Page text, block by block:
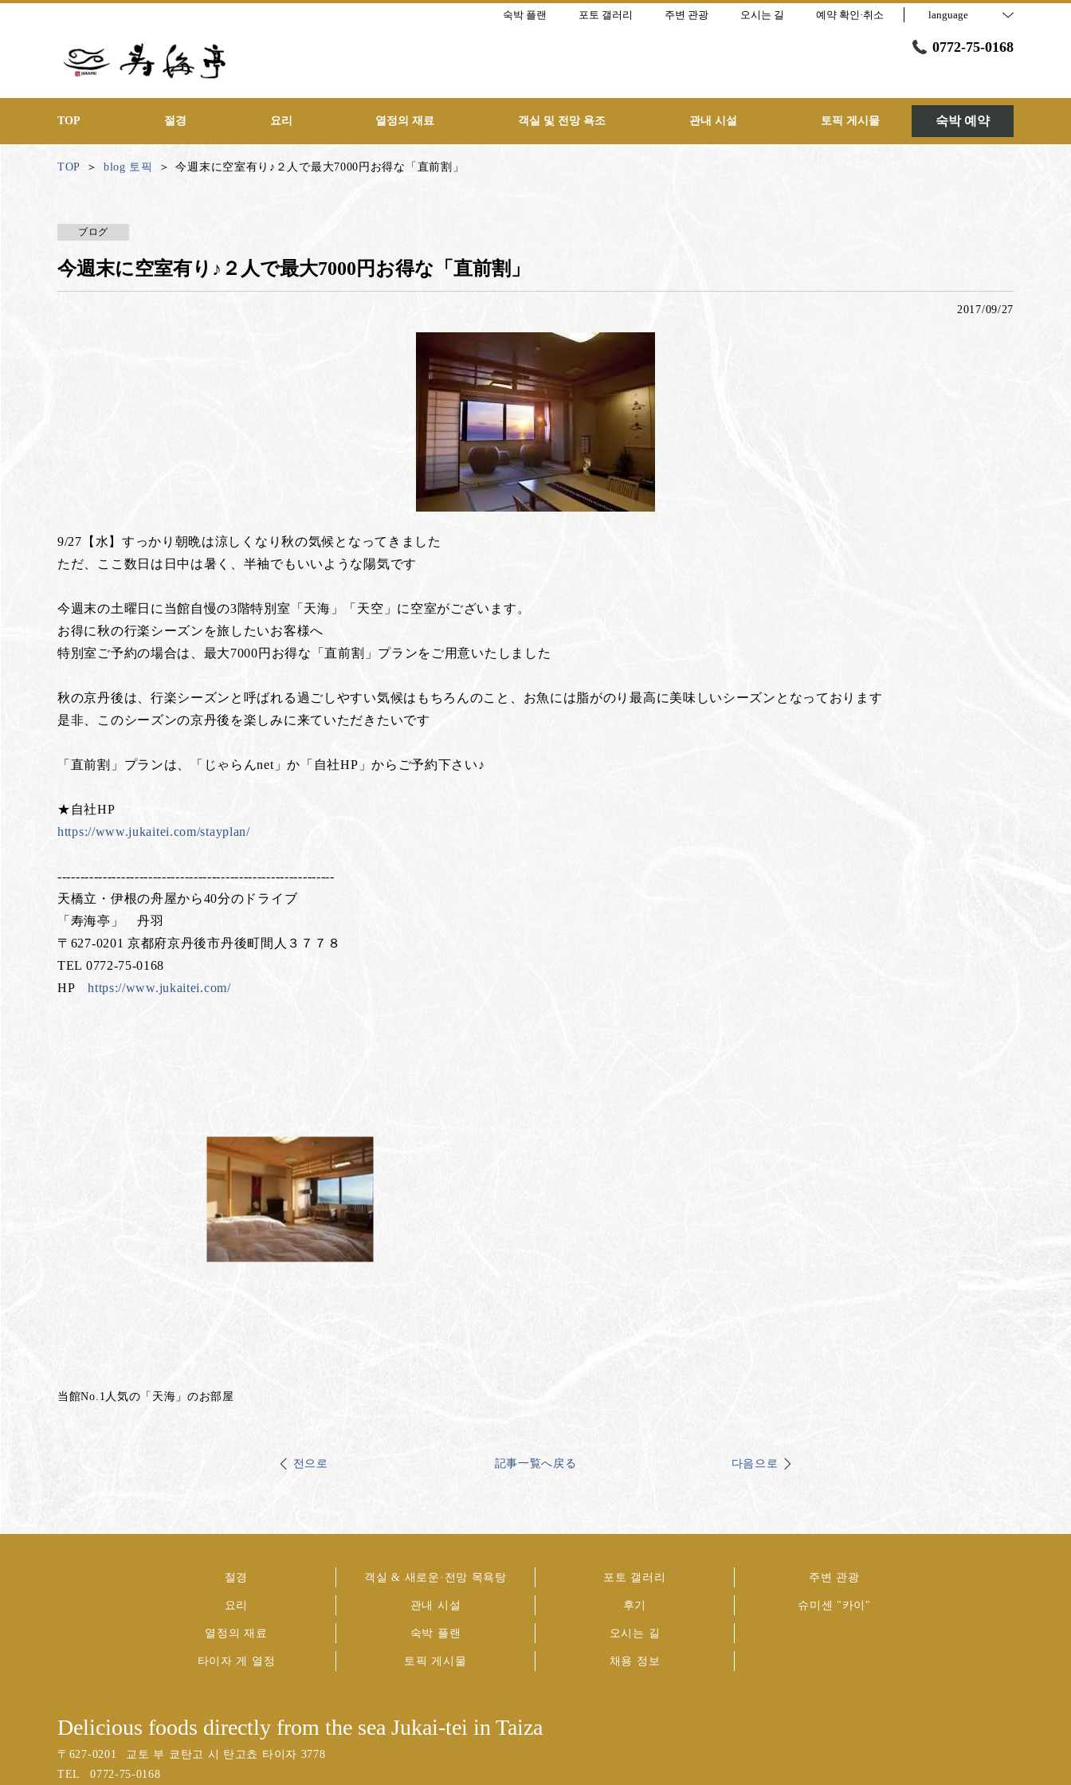
숙박 플랜 포토 갤러리 주변 관광 오시는 길 예약 확인·취소 language
0772-75-0168
TOP 절경 요리 열정의 재료 객실 및 전망 욕조 관내 시설 토픽 게시물 숙박 예약
TOP blog 토픽 今週末に空室有り♪２人で最大7000円お得な「直前割」
ブログ
今週末に空室有り♪２人で最大7000円お得な「直前割」
2017/09/27
9/27【水】すっかり朝晩は涼しくなり秋の気候となってきました
ただ、ここ数日は日中は暑く、半袖でもいいような陽気です
今週末の土曜日に当館自慢の3階特別室「天海」「天空」に空室がございます。
お得に秋の行楽シーズンを旅したいお客様へ
特別室ご予約の場合は、最大7000円お得な「直前割」プランをご用意いたしました
秋の京丹後は、行楽シーズンと呼ばれる過ごしやすい気候はもちろんのこと、お魚には脂がのり最高に美味しいシーズンとなっております
是非、このシーズンの京丹後を楽しみに来ていただきたいです
「直前割」プランは、「じゃらんnet」か「自社HP」からご予約下さい♪
★自社HP
https://www.jukaitei.com/stayplan/
-------------------------------------------------------------
天橋立・伊根の舟屋から40分のドライブ
「寿海亭」 丹羽
〒627-0201 京都府京丹後市丹後町間人３７７８
TEL 0772-75-0168
HPhttps://www.jukaitei.com/
当館No.1人気の「天海」のお部屋
전으로 記事一覧へ戻る 다음으로
절경
요리
열정의 재료
타이자 게 열정
객실 & 새로운·전망 목욕탕
관내 시설
숙박 플랜
토픽 게시물
포토 갤러리
후기
오시는 길
채용 정보
주변 관광
슈미센 "카이"
Delicious foods directly from the sea Jukai-tei in Taiza
〒 627-0201
교토 부 쿄탄고 시 탄고쵸 타이자 3778
TEL
0772-75-0168